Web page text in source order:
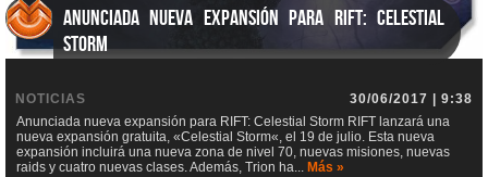
Anunciada nueva expansión para RIFT: Celestial
Storm
NOTICIAS
30/06/2017 | 9:38
Anunciada nueva expansión para RIFT: Celestial Storm RIFT lanzará una
nueva expansión gratuita, «Celestial Storm«, el 19 de julio. Esta nueva
expansión incluirá una nueva zona de nivel 70, nuevas misiones, nuevas
raids y cuatro nuevas clases. Además, Trion ha... Más »